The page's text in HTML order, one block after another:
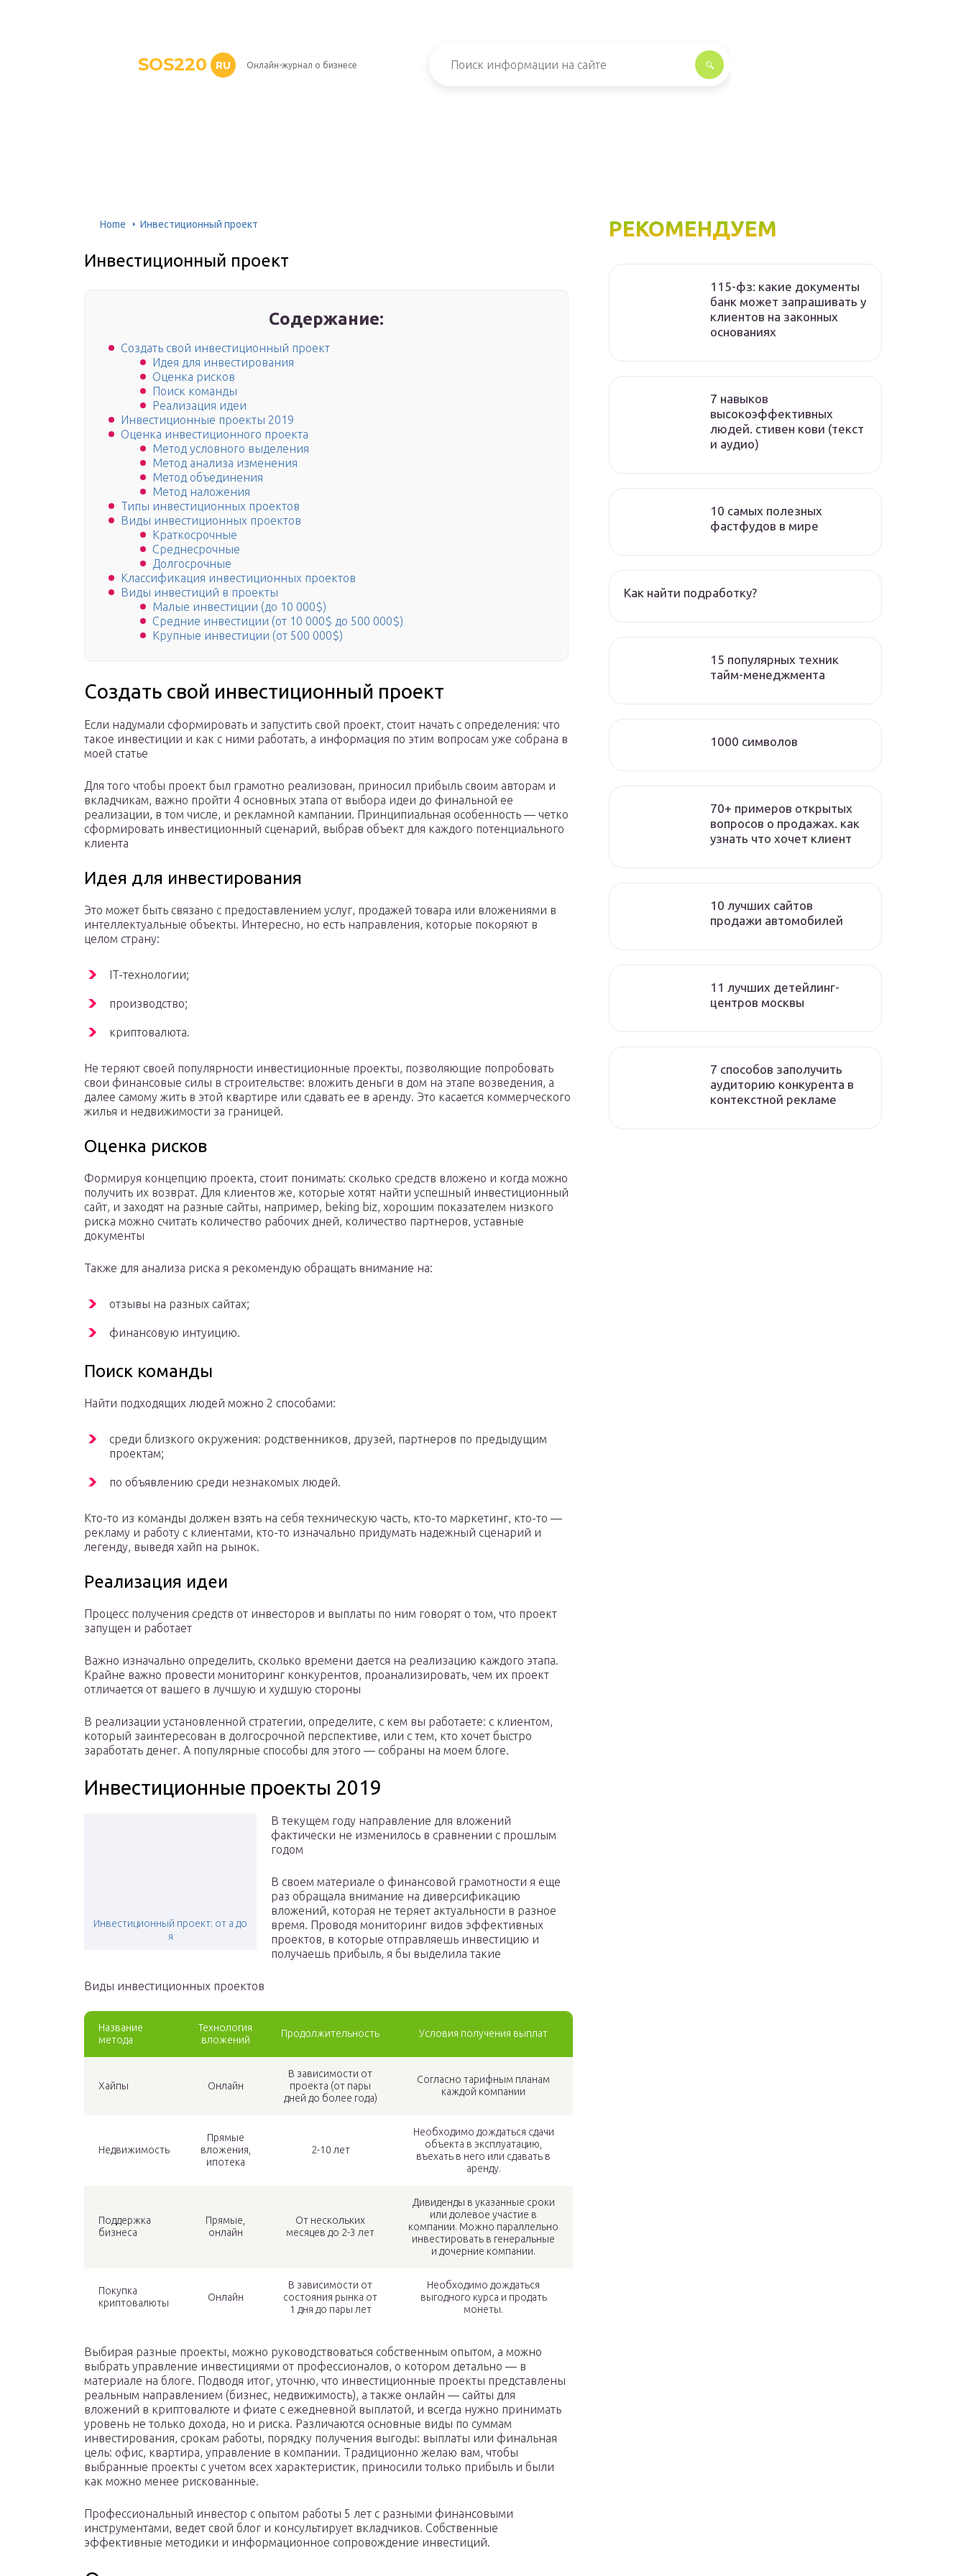
SOS220 RU Онлайн-журнал о бизнесе
Home Инвестиционный проект
Инвестиционный проект
Содержание:
Создать свой инвестиционный проект
Идея для инвестирования
Оценка рисков
Поиск команды
Реализация идеи
Инвестиционные проекты 2019
Оценка инвестиционного проекта
Метод условного выделения
Метод анализа изменения
Метод объединения
Метод наложения
Типы инвестиционных проектов
Виды инвестиционных проектов
Краткосрочные
Среднесрочные
Долгосрочные
Классификация инвестиционных проектов
Виды инвестиций в проекты
Малые инвестиции (до 10 000$)
Средние инвестиции (от 10 000$ до 500 000$)
Крупные инвестиции (от 500 000$)
Создать свой инвестиционный проект
Если надумали сформировать и запустить свой проект, стоит начать с определения: что
такое инвестиции и как с ними работать, а информация по этим вопросам уже собрана в
моей статье
Для того чтобы проект был грамотно реализован, приносил прибыль своим авторам и
вкладчикам, важно пройти 4 основных этапа от выбора идеи до финальной ее
реализации, в том числе, и рекламной кампании. Принципиальная особенность — четко
сформировать инвестиционный сценарий, выбрав объект для каждого потенциального
клиента
Идея для инвестирования
Это может быть связано с предоставлением услуг, продажей товара или вложениями в
интеллектуальные объекты. Интересно, но есть направления, которые покоряют в
целом страну:
IT-технологии;
производство;
криптовалюта.
Не теряют своей популярности инвестиционные проекты, позволяющие попробовать
свои финансовые силы в строительстве: вложить деньги в дом на этапе возведения, а
далее самому жить в этой квартире или сдавать ее в аренду. Это касается коммерческого
жилья и недвижимости за границей.
Оценка рисков
Формируя концепцию проекта, стоит понимать: сколько средств вложено и когда можно
получить их возврат. Для клиентов же, которые хотят найти успешный инвестиционный
сайт, и заходят на разные сайты, например, beking biz, хорошим показателем низкого
риска можно считать количество рабочих дней, количество партнеров, уставные
документы
Также для анализа риска я рекомендую обращать внимание на:
отзывы на разных сайтах;
финансовую интуицию.
Поиск команды
Найти подходящих людей можно 2 способами:
среди близкого окружения: родственников, друзей, партнеров по предыдущим
проектам;
по объявлению среди незнакомых людей.
Кто-то из команды должен взять на себя техническую часть, кто-то маркетинг, кто-то —
рекламу и работу с клиентами, кто-то изначально придумать надежный сценарий и
легенду, выведя хайп на рынок.
Реализация идеи
Процесс получения средств от инвесторов и выплаты по ним говорят о том, что проект
запущен и работает
Важно изначально определить, сколько времени дается на реализацию каждого этапа.
Крайне важно провести мониторинг конкурентов, проанализировать, чем их проект
отличается от вашего в лучшую и худшую стороны
В реализации установленной стратегии, определите, с кем вы работаете: с клиентом,
который заинтересован в долгосрочной перспективе, или с тем, кто хочет быстро
заработать денег. А популярные способы для этого — собраны на моем блоге.
Инвестиционные проекты 2019
Инвестиционный проект: от а до
я
В текущем году направление для вложений
фактически не изменилось в сравнении с прошлым
годом
В своем материале о финансовой грамотности я еще
раз обращала внимание на диверсификацию
вложений, которая не теряет актуальности в разное
время. Проводя мониторинг видов эффективных
проектов, в которые отправляешь инвестицию и
получаешь прибыль, я бы выделила такие
Виды инвестиционных проектов
Название
метода
Технология
вложений
Продолжительность Условия получения выплат
Хайпы Онлайн
В зависимости от
проекта (от пары
дней до более года)
Согласно тарифным планам
каждой компании
Недвижимость
Прямые
вложения,
ипотека
2-10 лет
Необходимо дождаться сдачи
объекта в эксплуатацию,
въехать в него или сдавать в
аренду.
Поддержка
бизнеса
Прямые,
онлайн
От нескольких
месяцев до 2-3 лет
Дивиденды в указанные сроки
или долевое участие в
компании. Можно параллельно
инвестировать в генеральные
и дочерние компании.
Покупка
криптовалюты
Онлайн
В зависимости от
состояния рынка от
1 дня до пары лет
Необходимо дождаться
выгодного курса и продать
монеты.
Выбирая разные проекты, можно руководствоваться собственным опытом, а можно
выбрать управление инвестициями от профессионалов, о котором детально — в
материале на блоге. Подводя итог, уточню, что инвестиционные проекты представлены
реальным направлением (бизнес, недвижимость), а также онлайн — сайты для
вложений в криптовалюте и фиате с ежедневной выплатой, и всегда нужно принимать
уровень не только дохода, но и риска. Различаются основные виды по суммам
инвестирования, срокам работы, порядку получения выгоды: выплаты или финальная
цель: офис, квартира, управление в компании. Традиционно желаю вам, чтобы
выбранные проекты с учетом всех характеристик, приносили только прибыль и были
как можно менее рискованные.
Профессиональный инвестор с опытом работы 5 лет с разными финансовыми
инструментами, ведет свой блог и консультирует вкладчиков. Собственные
эффективные методики и информационное сопровождение инвестиций.
РЕКОМЕНДУЕМ
115-фз: какие документы
банк может запрашивать у
клиентов на законных
основаниях
7 навыков
высокоэффективных
людей. стивен кови (текст
и аудио)
10 самых полезных
фастфудов в мире
Как найти подработку?
15 популярных техник
тайм-менеджмента
1000 символов
70+ примеров открытых
вопросов о продажах. как
узнать что хочет клиент
10 лучших сайтов
продажи автомобилей
11 лучших детейлинг-
центров москвы
7 способов заполучить
аудиторию конкурента в
контекстной рекламе